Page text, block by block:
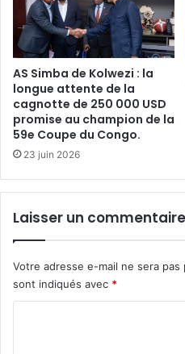
AS Simba de Kolwezi : la
longue attente de la
cagnotte de 250 000 USD
promise au champion de la
59e Coupe du Congo.
23 juin 2026
Laisser un commentaire
Votre adresse e-mail ne sera pas
sont indiqués avec *